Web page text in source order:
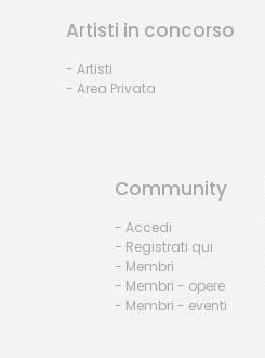
Artisti in concorso
- Artisti
- Area Privata
Community
- Accedi
- Registrati qui
- Membri
- Membri - opere
- Membri - eventi